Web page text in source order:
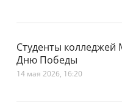
Студенты
Дню Победы
14 мая 2026, 16:20